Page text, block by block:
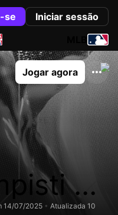
se
Iniciar sessão
Jogar agora
Eu
14/07/2025 • Atualizada 10